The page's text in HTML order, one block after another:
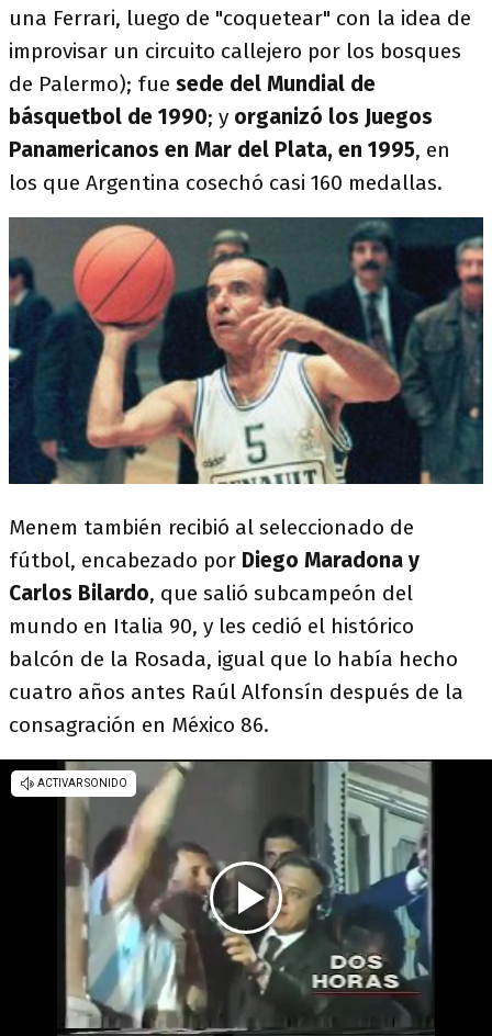
una Ferrari, luego de "coquetear" con la idea de
improvisar un circuito callejero por los bosques
de Palermo); fue sede del Mundial de
básquetbol de 1990; y organizó los Juegos
Panamericanos en Mar del Plata, en 1995, en
los que Argentina cosechó casi 160 medallas.
Menem también recibió al seleccionado de
fútbol, encabezado por Diego Maradona y
Carlos Bilardo, que salió subcampeón del
mundo en Italia 90, y les cedió el histórico
balcón de la Rosada, igual que lo había hecho
cuatro años antes Raúl Alfonsín después de la
consagración en México 86.